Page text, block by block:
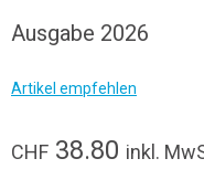
Ausgabe 2026
Artikel empfehlen
CHF 38.80 inkl.